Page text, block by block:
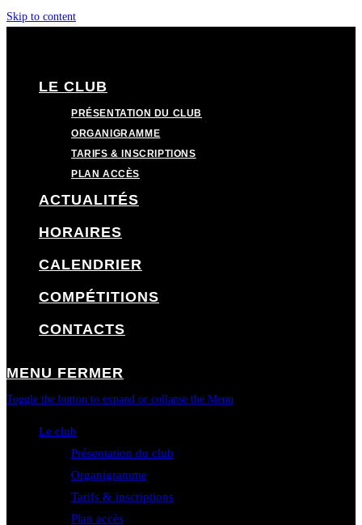
Skip to content
LE CLUB
PRÉSENTATION DU CLUB
ORGANIGRAMME
TARIFS & INSCRIPTIONS
PLAN ACCÈS
ACTUALITÉS
HORAIRES
CALENDRIER
COMPÉTITIONS
CONTACTS
MENU FERMER
Toggle the button to expand or collapse the Menu
Le club
Présentation du club
Organigramme
Tarifs & inscriptions
Plan accès